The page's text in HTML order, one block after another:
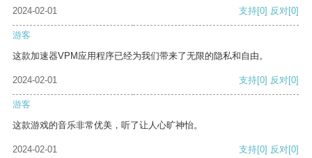
2024-02-01 支持[0] 反对[0]
游客
这款加速器VPM应用程序已经为我们带来了无限的隐私和自由。
2024-02-01 支持[0] 反对[0]
游客
这款游戏的音乐非常优美，听了让人心旷神怡。
2024-02-01 支持[0] 反对[0]